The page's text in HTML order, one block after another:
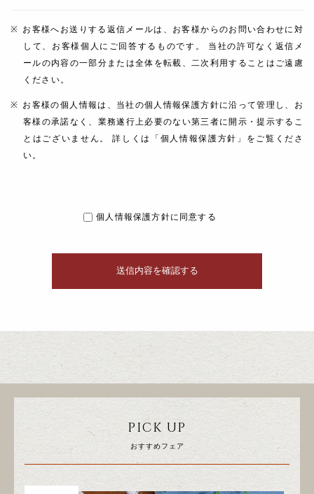
お客様へお送りする返信メールは、お客様からのお問い合わせに対
して、お客様個人にご回答するものです。 当社の許可なく返信メ
ールの内容の一部分または全体を転載、二次利用することはご遠慮
ください。
お客様の個人情報は、当社の個人情報保護方針に沿って管理し、お
客様の承諾なく、業務遂行上必要のない第三者に開示・提示するこ
とはございません。 詳しくは「個人情報保護方針」をご覧くださ
い。
個人情報保護方針に同意する
PICK UP
おすすめフェア